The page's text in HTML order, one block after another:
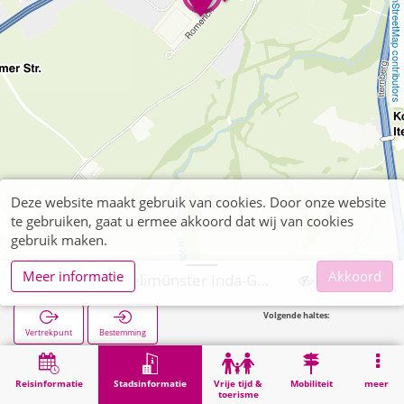
OpenStreetMap contributors
Reisinformatie Stadsinformatie
Vrije tijd &
toerisme
Mobiliteit meer
Vertrekpunt Bestemming
Volgende haltes:
Stadsinformatie Opleiding Aachen, Kornelimünster Inda-Gymnasium
Deze website maakt gebruik van cookies. Door onze website
te gebruiken, gaat u ermee akkoord dat wij van cookies
gebruik maken.
Meer informatie
Akkoord